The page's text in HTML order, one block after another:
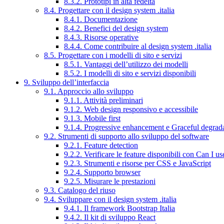
8.4. Progettare con il design system .italia
8.4.1. Documentazione
8.4.2. Benefici del design system
8.4.3. Risorse operative
8.4.4. Come contribuire al design system .italia
8.5. Progettare con i modelli di sito e servizi
8.5.1. Vantaggi dell’utilizzo dei modelli
8.5.2. I modelli di sito e servizi disponibili
9. Sviluppo dell’interfaccia
9.1. Approccio allo sviluppo
9.1.1. Attività preliminari
9.1.2. Web design responsivo e accessibile
9.1.3. Mobile first
9.1.4. Progressive enhancement e Graceful
9.2. Strumenti di supporto allo sviluppo del software
9.2.1. Feature detection
9.2.2. Verificare le feature disponibili con Can I
9.2.3. Strumenti e risorse per CSS e JavaScript
9.2.4. Supporto browser
9.2.5. Misurare le prestazioni
9.3. Catalogo del riuso
9.4. Sviluppare con il design system .italia
9.4.1. Il framework Bootstrap Italia
9.4.2. Il kit di sviluppo React